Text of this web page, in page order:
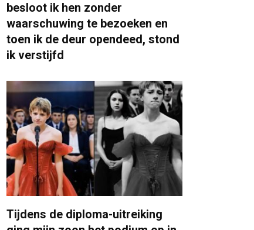
besloot ik hen zonder
waarschuwing te bezoeken en
toen ik de deur opendeed, stond
ik verstijfd
Tijdens de diploma-uitreiking